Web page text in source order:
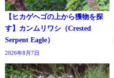
【ヒカゲヘゴの上から獲物を探
す】カンムリワシ（Crested
Serpent Eagle）
2026年8月7日